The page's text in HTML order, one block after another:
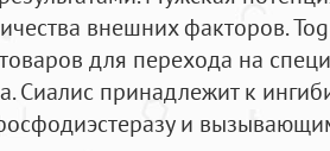
внешних факторов.
для перехода на
Сиалис принадлежит к
и